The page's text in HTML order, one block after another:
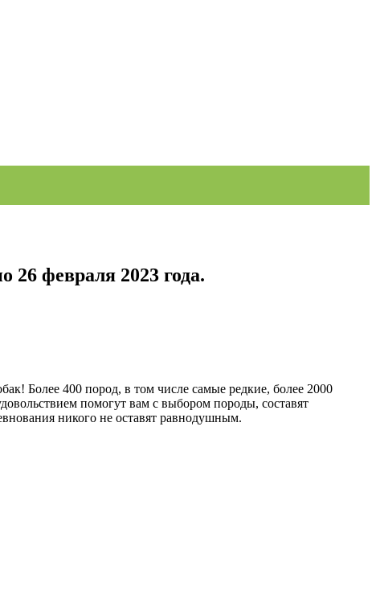
26 февраля 2023 года.
Более 400 пород, в том числе самые редкие, более 2000
помогут вам с выбором породы, составят
никого не оставят равнодушным.